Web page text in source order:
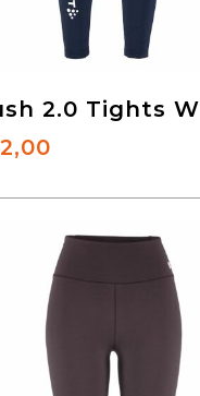
2.0 Tights W